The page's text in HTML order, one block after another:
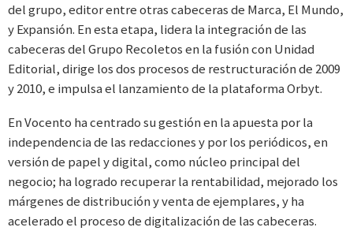
del grupo, editor entre otras cabeceras de Marca, El Mundo,
y Expansión. En esta etapa, lidera la integración de las
cabeceras del Grupo Recoletos en la fusión con Unidad
Editorial, dirige los dos procesos de restructuración de 2009
y 2010, e impulsa el lanzamiento de la plataforma Orbyt.
En Vocento ha centrado su gestión en la apuesta por la
independencia de las redacciones y por los periódicos, en
versión de papel y digital, como núcleo principal del
negocio; ha logrado recuperar la rentabilidad, mejorado los
márgenes de distribución y venta de ejemplares, y ha
acelerado el proceso de digitalización de las cabeceras.